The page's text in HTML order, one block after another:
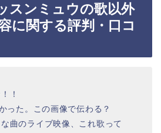
スンミュウの歌以外
に関する評判・口コ
！
った。この画像で伝わる？
曲のライブ映像、これ歌って